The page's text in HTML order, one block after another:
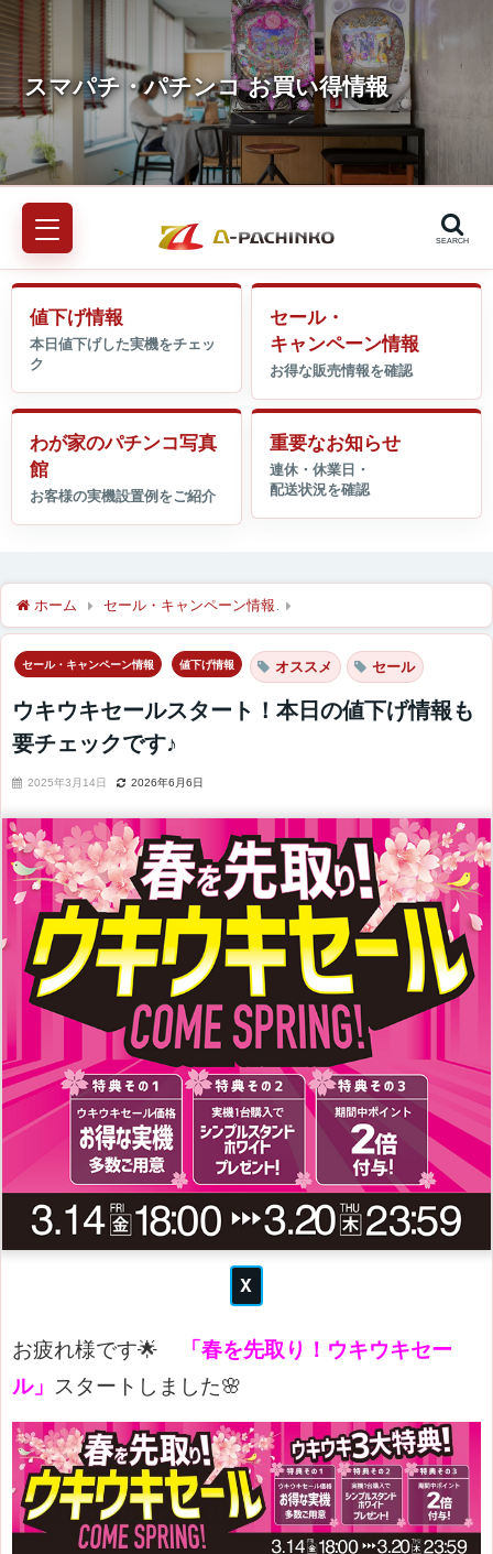
SEARCH
値下げ情報
セール・
キャンペーン情報
わが家のパチンコ写真
館
重要なお知らせ
ホーム セール・キャンペーン情報
セール・キャンペーン情報 値下げ情報 オススメ セール
ウキウキセールスタート！本日の値下げ情報も
要チェックです♪
2025年3月14日 2026年6月6日
お疲れ様です🌟
「春を先取り！ウキウキセー
ル」
スタートしました🌸